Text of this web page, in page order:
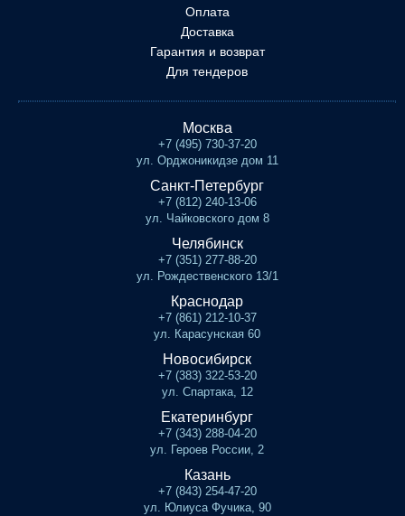
Оплата
Доставка
Гарантия и возврат
Для тендеров
Москва
+7 (495) 730-37-20
ул. Орджоникидзе дом 11
Санкт-Петербург
+7 (812) 240-13-06
ул. Чайковского дом 8
Челябинск
+7 (351) 277-88-20
ул. Рождественского 13/1
Краснодар
+7 (861) 212-10-37
ул. Карасунская 60
Новосибирск
+7 (383) 322-53-20
ул. Спартака, 12
Екатеринбург
+7 (343) 288-04-20
ул. Героев России, 2
Казань
+7 (843) 254-47-20
ул. Юлиуса Фучика, 90